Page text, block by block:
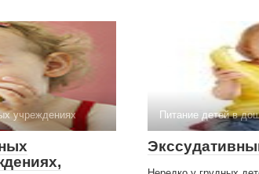
учреждениях Питание детей в